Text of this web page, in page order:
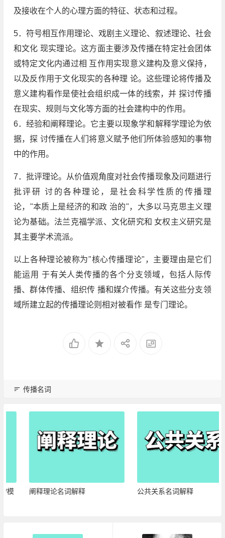
及接收在个人的心理方面的特征、状态和过程。
5．符号相互作用理论、戏剧主义理论、叙述理论、社会
和文化 现实理论。这方面主要涉及传播在特定社会团体
或特定文化内通过相 互作用实现意义建构及意义保持，
以及反作用于文化现实的各种理 论。这些理论将传播及
意义建构看作是使社会组织成一体的线索，并 探讨传播
在现实、规则与文化等方面的社会建构中的作用。
6．经验和阐释理论。它主要以现象学和解释学理论为依
据，探 讨传播在人们将意义赋予他们所体验感知的事物
中的作用。
7．批评理论。从价值观角度对社会传播现象及问题进行
批评研 讨的各种理论，是社会科学性质的传播理
论，"本质上是经济的和政 治的"，大多以马克思主义理
论为基础。法兰克福学派、文化研究和 女权主义研究是
其主要学术流派。
以上各种理论被称为"核心传播理论"，主要理由是它们
能运用 于有关人类传播的各个分支领域，包括人际传
播、群体传播、组织传 播和媒介传播。有关这些分支领
域所建立起的传播理论则相对被看作 是专门理论。
传播名词
阐释理论名词解释 公共关系名词解释